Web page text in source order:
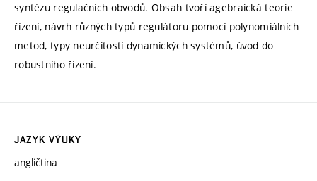
syntézu regulačních obvodů. Obsah tvoří agebraická teorie
řízení, návrh různých typů regulátoru pomocí polynomiálních
metod, typy neurčitostí dynamických systémů, úvod do
robustního řízení.
JAZYK VÝUKY
angličtina